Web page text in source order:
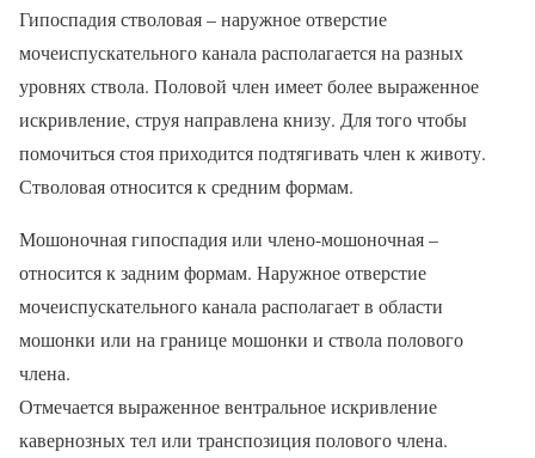
Гипоспадия стволовая – наружное отверстие
мочеиспускательного канала располагается на разных
уровнях ствола. Половой член имеет более выраженное
искривление, струя направлена книзу. Для того чтобы
помочиться стоя приходится подтягивать член к животу.
Стволовая относится к средним формам.
Мошоночная гипоспадия или члено-мошоночная –
относится к задним формам. Наружное отверстие
мочеиспускательного канала располагает в области
мошонки или на границе мошонки и ствола полового
члена.
Отмечается выраженное вентральное искривление
кавернозных тел или транспозиция полового члена.